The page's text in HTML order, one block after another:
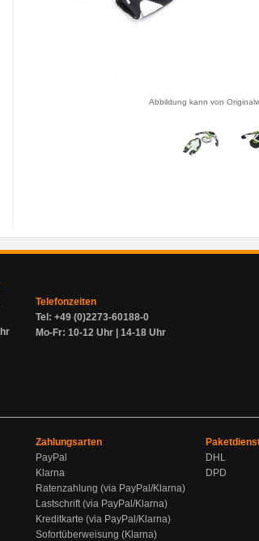
Abbildung kann von
Telefonzeiten
Tel: +49 (0)2273-60188-0
Mo-Fr: 10-12 Uhr | 14-18 Uhr
Zahlungsarten
PayPal
Klarna
Ratenzahlung (via PayPal/Klarna)
Lastschrift (via PayPal/Klarna)
Kreditkarte (via PayPal/Klarna)
Sofortüberweisung (Klarna)
DHL
DPD